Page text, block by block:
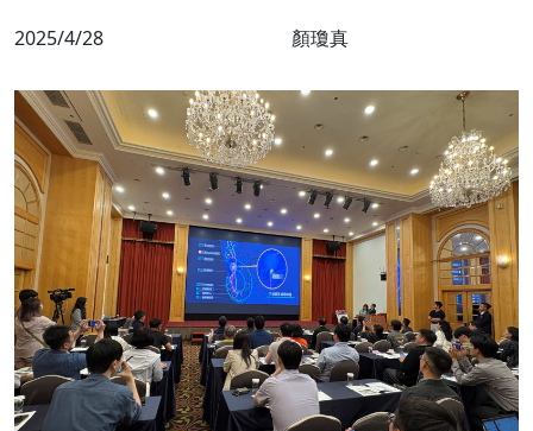
2025/4/28 顏瓊真